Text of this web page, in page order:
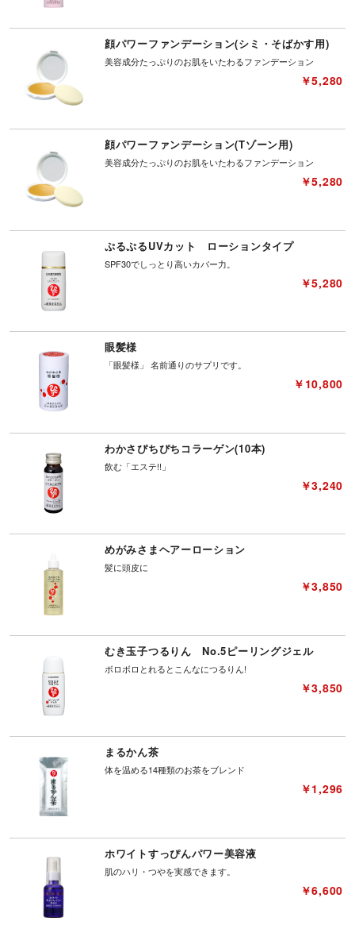
顔パワーファンデーション(シミ・そばかす用)
美容成分たっぷりのお肌をいたわるファンデーション
￥5,280
顔パワーファンデーション(Tゾーン用)
美容成分たっぷりのお肌をいたわるファンデーション
￥5,280
ぷるぷるUVカット ローションタイプ
SPF30でしっとり高いカバー力。
￥5,280
眼髪様
「眼髪様」 名前通りのサプリです。
￥10,800
わかさぴちぴちコラーゲン(10本)
飲む「エステ!!」
￥3,240
めがみさまヘアーローション
髪に頭皮に
￥3,850
むき玉子つるりん No.5ピーリングジェル
ボロボロとれるとこんなにつるりん!
￥3,850
まるかん茶
体を温める14種類のお茶をブレンド
￥1,296
ホワイトすっぴんパワー美容液
肌のハリ・つやを実感できます。
￥6,600